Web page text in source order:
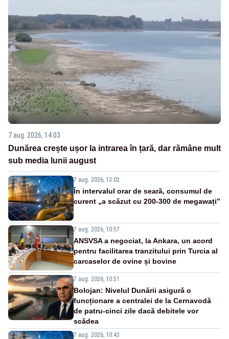
7 aug. 2026, 14:03
Dunărea crește ușor la intrarea în țară, dar rămâne mult
sub media lunii august
7 aug. 2026, 13:02
În intervalul orar de seară, consumul de
curent „a scăzut cu 200-300 de megawați”
7 aug. 2026, 10:57
ANSVSA a negociat, la Ankara, un acord
pentru facilitarea tranzitului prin Turcia al
carcaselor de ovine și bovine
7 aug. 2026, 10:51
Bolojan: Nivelul Dunării asigură o
funcționare a centralei de la Cernavodă
de patru-cinci zile dacă debitele vor
scădea
7 aug. 2026, 10:43